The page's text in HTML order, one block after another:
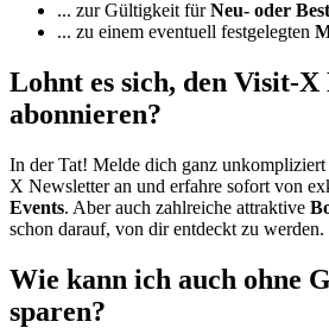
... zur Gültigkeit fürNeu- oder
... zu einem eventuell festgelegten
Lohnt es sich, den Visit-X
abonnieren?
In der Tat! Melde dich ganz
X Newsletter an und erfahre sofort von
Events. Aber auch zahlreiche attraktive
schon darauf, von dir entdeckt zu werden.
Wie kann ich auch ohne
sparen?